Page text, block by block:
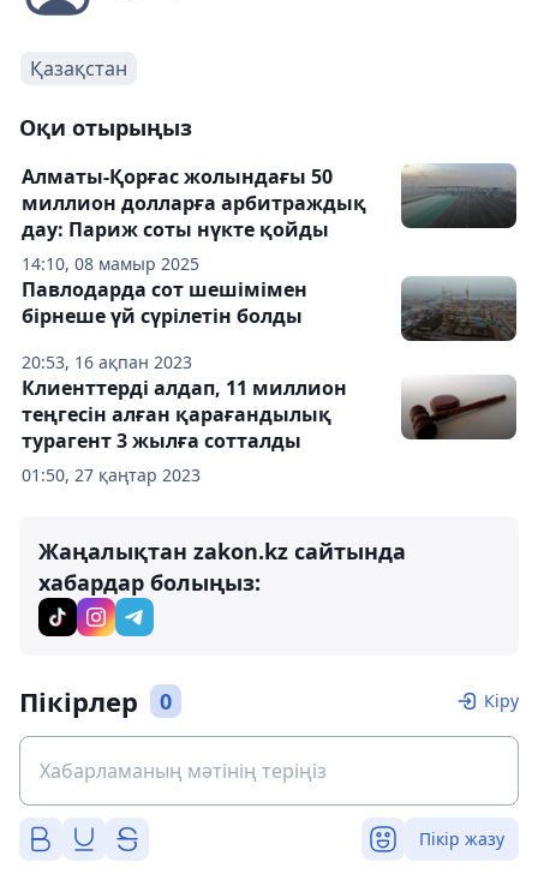
Қазақстан
Оқи отырыңыз
14:10, 08 мамыр 2025
Алматы-Қорғас жолындағы 50
миллион долларға арбитраждық
дау: Париж соты нүкте қойды
20:53, 16 ақпан 2023
Павлодарда сот шешімімен
бірнеше үй сүрілетін болды
01:50, 27 қаңтар 2023
Клиенттерді алдап, 11 миллион
теңгесін алған қарағандылық
турагент 3 жылға сотталды
Жаңалықтан zakon.kz сайтында
хабардар болыңыз:
Пікірлер 0 Кіру
Пікір жазу